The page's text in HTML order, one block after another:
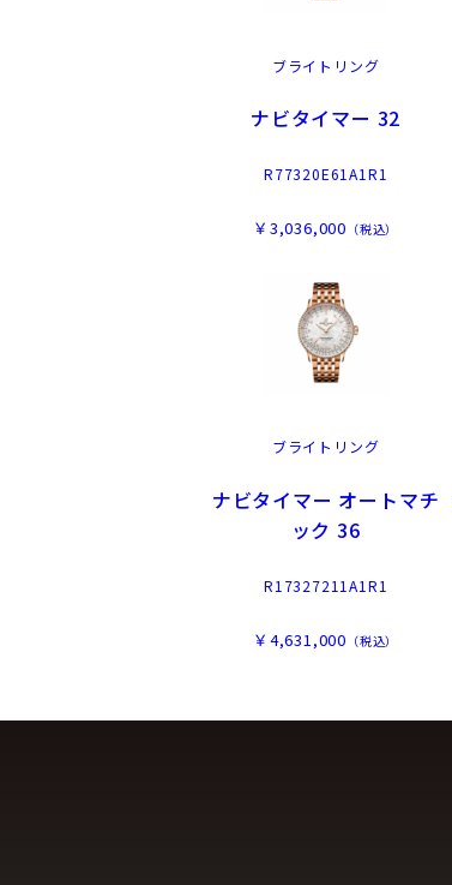
ブライトリング
ナビタイマー 32
R77320E61A1R1
￥3,036,000 （税込）
ブライトリング
ナビタイマー オートマチ
ック 36
R17327211A1R1
￥4,631,000 （税込）